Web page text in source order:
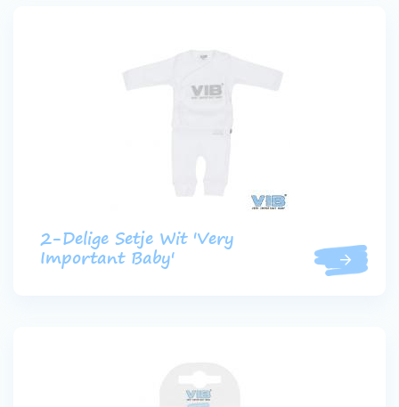
2-Delige Setje Wit 'Very
Important Baby'